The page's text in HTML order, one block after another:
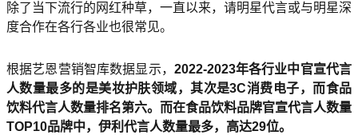
除了当下流行的网红种草，一直以来，请明星代言或与明星深
度合作在各行各业也很常见。
根据艺恩营销智库数据显示， 2022-2023年各行业中官宣代言
人数量最多的是美妆护肤领域，其次是3C消费电子，而食品
饮料代言人数量排名第六。而在食品饮料品牌官宣代言人数量
TOP10品牌中，伊利代言人数量最多，高达29位。